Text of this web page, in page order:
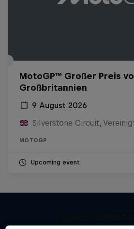
MotoGP™ Großer Preis
Großbritannien
9 August 2026
Silverstone Circuit,
MOTOGP
Upcoming event